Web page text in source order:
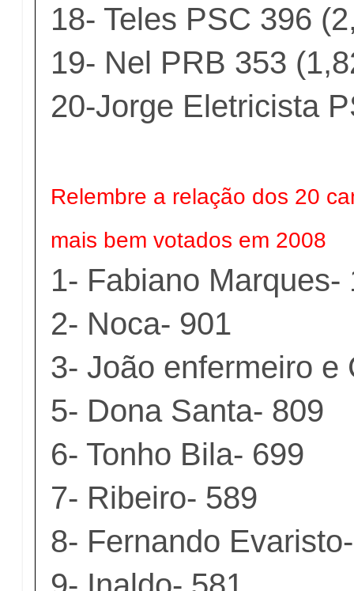
18- Teles PSC 396
19- Nel PRB 353
20-Jorge Eletricista
Relembre a relação dos 20
mais bem votados em 2008
1- Fabiano Marques-
2- Noca- 901
3- João enfermeiro e
5- Dona Santa- 809
6- Tonho Bila- 699
7- Ribeiro- 589
8- Fernando